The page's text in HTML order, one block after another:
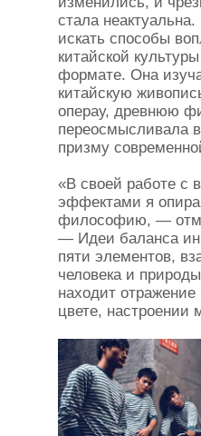
стала
искать способы
китайской
формате. Она
китайскую
операу, древнюю
переосмысливала
призму
«В своей работе с
эффектами я
философию, —
— Идеи баланса
пяти элементов,
человека и
находит
цвете, настроении